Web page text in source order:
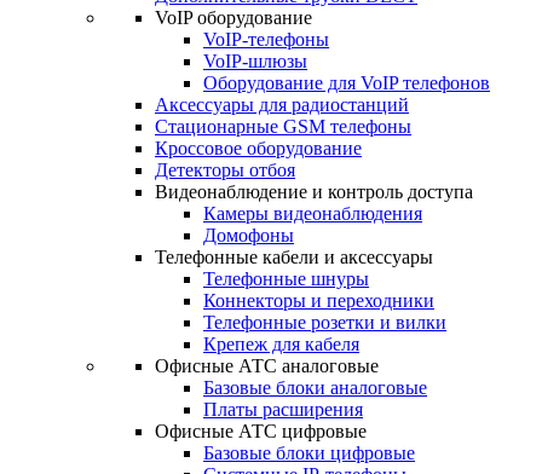
VoIP оборудование
VoIP-телефоны
VoIP-шлюзы
Оборудование для VoIP телефонов
Аксессуары для радиостанций
Стационарные GSM телефоны
Кроссовое оборудование
Детекторы отбоя
Видеонаблюдение и контроль доступа
Камеры видеонаблюдения
Домофоны
Телефонные кабели и аксессуары
Телефонные шнуры
Коннекторы и переходники
Телефонные розетки и вилки
Крепеж для кабеля
Офисные АТС аналоговые
Базовые блоки аналоговые
Платы расширения
Офисные АТС цифровые
Базовые блоки цифровые